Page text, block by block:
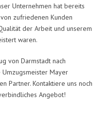
Unternehmen hat bereits
zufriedenen Kunden
der Arbeit und unserem
waren.
von Darmstadt nach
Umzugsmeister Mayer
Partner. Kontaktiere uns noch
Angebot!